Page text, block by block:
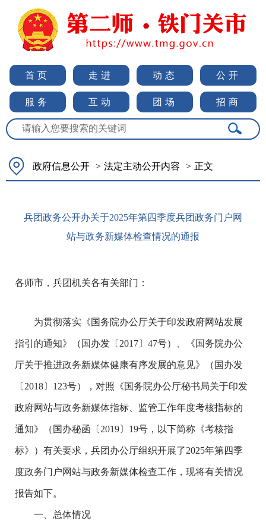
首页 走进 动态 公开
服务 互动 团场 招商
政府信息公开 > 法定主动公开内容 > 正文
兵团政务公开办关于2025年第四季度兵团政务门户网
站与政务新媒体检查情况的通报
各师市，兵团机关各有关部门：
为贯彻落实《国务院办公厅关于印发政府网站发展
指引的通知》（国办发〔2017〕47号）、《国务院办公
厅关于推进政务新媒体健康有序发展的意见》（国办发
〔2018〕123号），对照《国务院办公厅秘书局关于印发
政府网站与政务新媒体指标、监管工作年度考核指标的
通知》（国办秘函〔2019〕19号，以下简称《考核指
标》）有关要求，兵团办公厅组织开展了2025年第四季
度政务门户网站与政务新媒体检查工作，现将有关情况
报告如下。
一、总体情况